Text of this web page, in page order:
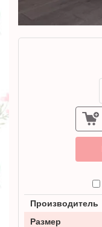
Производитель
Размер